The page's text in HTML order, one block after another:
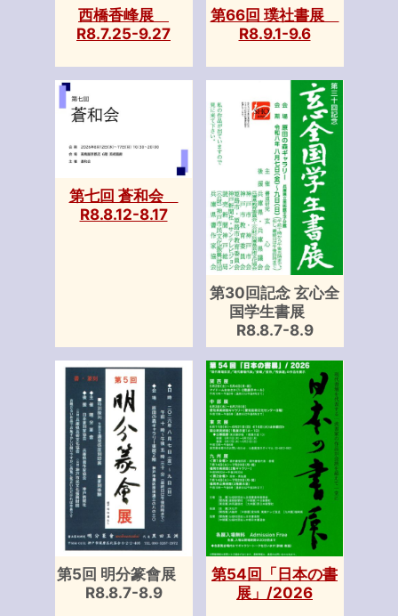
西橋香峰展
R8.7.25-9.27
第66回 璞社書展
R8.9.1-9.6
第七回 蒼和会
R8.8.12-8.17
第30回記念 玄心全
国学生書展
R8.8.7-8.9
第5回 明分篆會展
R8.8.7-8.9
第54回「日本の書
展」/2026